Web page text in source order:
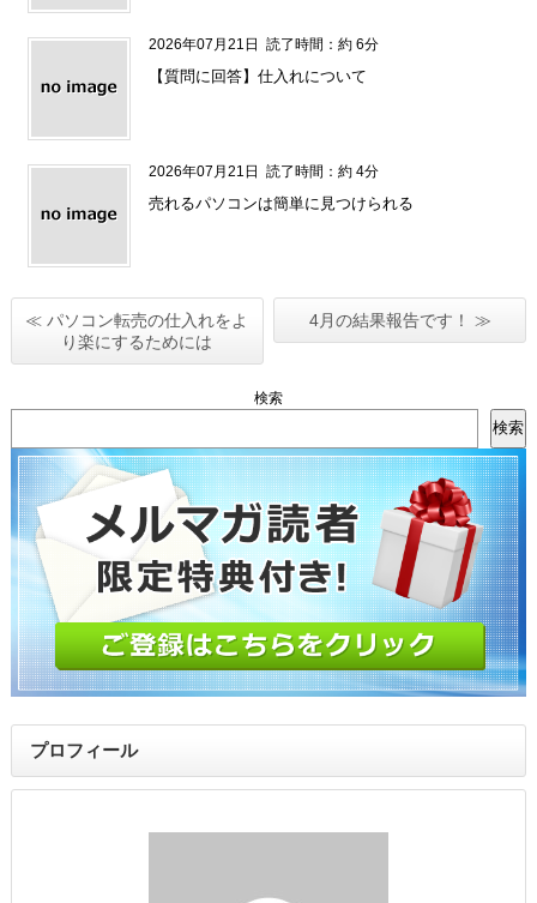
2026年07月21日 読了時間：約 6分
【質問に回答】仕入れについて
2026年07月21日 読了時間：約 4分
売れるパソコンは簡単に見つけられる
≪ パソコン転売の仕入れをよ
り楽にするためには
4月の結果報告です！ ≫
検索
検索
プロフィール